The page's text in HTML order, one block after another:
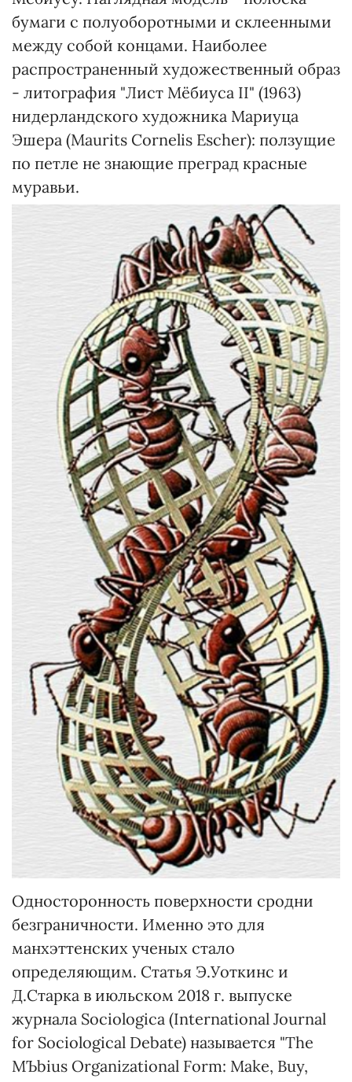
бумаги с полуоборотными и склеенными
между собой концами. Наиболее
распространенный художественный образ
- литография "Лист Мёбиуса ІІ" (1963)
нидерландского художника Мариуца
Эшера (Maurits Cornelis Escher): ползущие
по петле не знающие преград красные
муравьи.
Односторонность поверхности сродни
безграничности. Именно это для
манхэттенских ученых стало
определяющим. Статья Э.Уоткинс и
Д.Старка в июльском 2018 г. выпуске
журнала Sociologica (International Journal
for Sociological Debate) называется "The
MЪbius Organizational Form: Make, Buy,